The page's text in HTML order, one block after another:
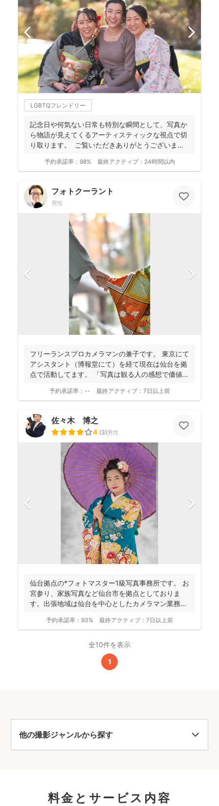
LGBTQフレンドリー
記念日や何気ない日常も特別な瞬間として、写真か
ら物語が見えてくるアーティスティックな視点で切
り取ります。 ご覧いただきありがとうございま
予約承諾率： 98% 最終アクティブ： 24時間以内
フォトクーラント
男性
フリーランスプロカメラマンの兼子です。 東京にて
アシスタント（博報堂にて）を経て現在は仙台を拠
点で活動してます。 「写真は観る人の感想で価値観
予約承諾率： -- 最終アクティブ： 7日以上前
佐々木 博之
4 (3)男性
仙台拠点の*フォトマスター1級写真事務所です。 お
宮参り、家族写真など仙台市を拠点としておりま
す。出張地域は仙台を中心としたカメラマン業務を
予約承諾率： 93% 最終アクティブ： 7日以上前
全10件を表示
1
他の撮影ジャンルから探す
料金とサービス内容